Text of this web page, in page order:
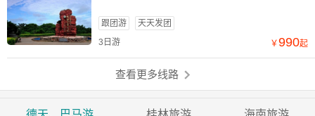
跟团游
天天发团
3日游
￥990起
查看更多线路